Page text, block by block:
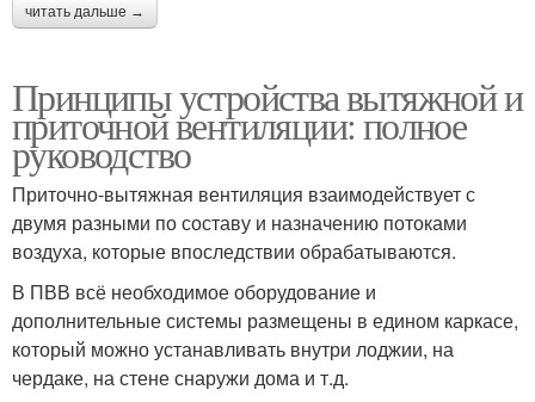
читать дальше →
Принципы устройства вытяжной и
приточной вентиляции: полное
руководство
Приточно-вытяжная вентиляция взаимодействует с
двумя разными по составу и назначению потоками
воздуха, которые впоследствии обрабатываются.
В ПВВ всё необходимое оборудование и
дополнительные системы размещены в едином каркасе,
который можно устанавливать внутри лоджии, на
чердаке, на стене снаружи дома и т.д.